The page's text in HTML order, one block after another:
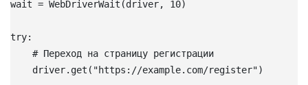
wait = WebDriverWait(driver, 10)
try:
    # Переход на страницу регистрации
    driver.get("https://example.com/register")